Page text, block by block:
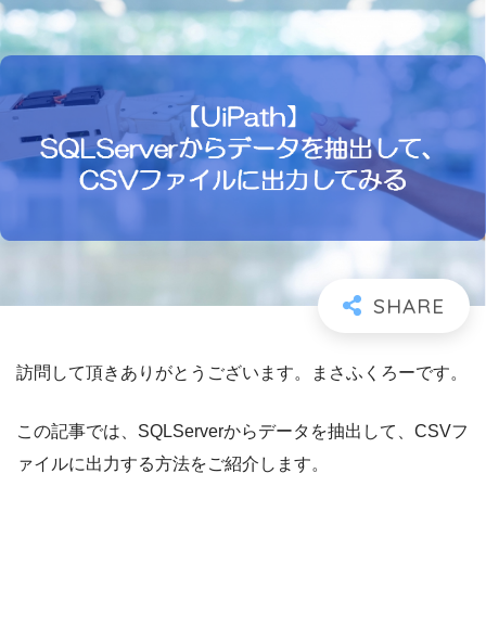
訪問して頂きありがとうございます。まさふくろーです。
この記事では、SQLServerからデータを抽出して、CSVフ
ァイルに出力する方法をご紹介します。